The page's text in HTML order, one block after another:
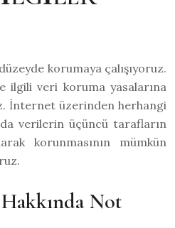
korumaya çalışıyoruz.
ilgili veri koruma yasalarına
İnternet üzerinden herhangi
verilerin üçüncü tarafların
korunmasının mümkün
Not